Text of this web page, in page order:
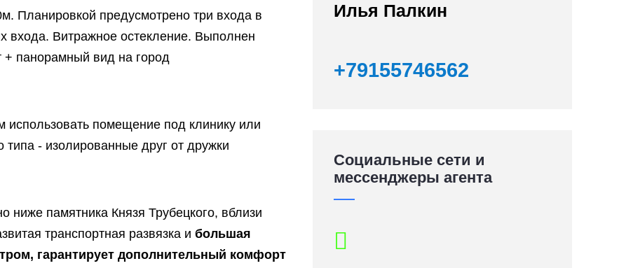
Планировкой предусмотрено три входа в
входа. Витражное остекление. Выполнен
+ панорамный вид на город
использовать помещение под клинику или
- изолированные друг от дружки
ниже памятника Князя Трубецкого, вблизи
транспортная развязка и большая
гарантирует дополнительный комфорт
Илья Палкин
+79155746562
Социальные сети и
мессенджеры агента